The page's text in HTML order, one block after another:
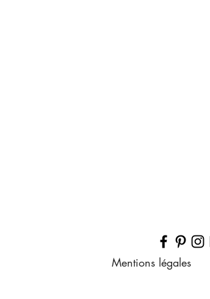
Mentions légales